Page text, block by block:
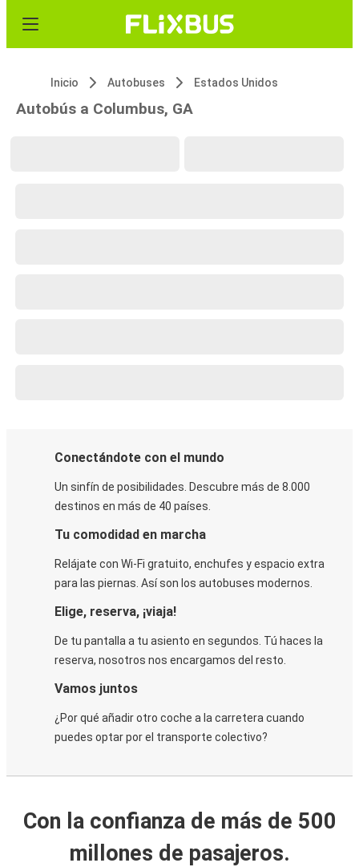
Inicio Autobuses Estados Unidos
Autobús a Columbus, GA
Conectándote con el mundo
Un sinfín de posibilidades. Descubre más de 8.000
destinos en más de 40 países.
Tu comodidad en marcha
Relájate con Wi-Fi gratuito, enchufes y espacio extra
para las piernas. Así son los autobuses modernos.
Elige, reserva, ¡viaja!
De tu pantalla a tu asiento en segundos. Tú haces la
reserva, nosotros nos encargamos del resto.
Vamos juntos
¿Por qué añadir otro coche a la carretera cuando
puedes optar por el transporte colectivo?
Con la confianza de más de 500
millones de pasajeros.